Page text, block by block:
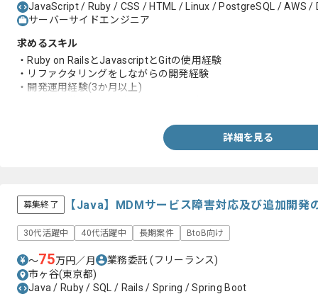
JavaScript / Ruby / CSS / HTML / Linux / PostgreSQL / AWS /
サーバーサイドエンジニア
求めるスキル
・Ruby on RailsとJavascriptとGitの使用経験
・リファクタリングをしながらの開発経験
・開発運用経験(3か月以上)
詳細を見る
募集終了 【Java】MDMサービス障害対応及び追加開発
30代活躍中 40代活躍中 長期案件 BtoB向け
〜75万円／月 業務委託(フリーランス)
市ヶ谷(東京都)
Java / Ruby / SQL / Rails / Spring / Spring Boot